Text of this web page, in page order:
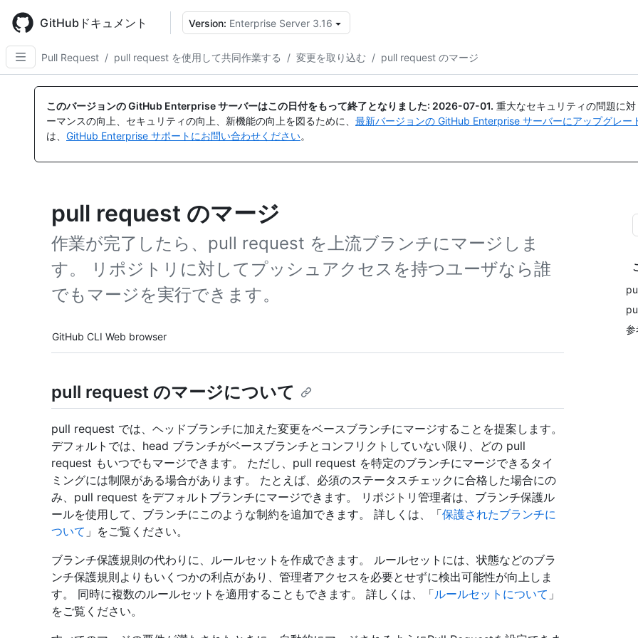
main
content
GitHubドキュメント Version: Enterprise Server 3.16
Pull Request / pull request を使用して共同作業する / 変更を取り込む / pull request のマージ
このバージョンの GitHub Enterprise サーバーはこの日付をもって終了となりました: 2026-07-01. 重大なセキュリティの問題に
ーマンスの向上、セキュリティの向上、新機能の向上を図るために、 最新バージョンの GitHub Enterprise サーバーにアップグレー
は、 GitHub Enterprise サポートにお問い合わせください。
pull request のマージ
作業が完了したら、pull request を上流ブランチにマージしま
す。 リポジトリに対してプッシュアクセスを持つユーザなら誰
でもマージを実行できます。
Tool navigation
GitHub CLI Web browser
参
pull request のマージについて
pull request では、ヘッドブランチに加えた変更をベースブランチにマージすることを提案します。
デフォルトでは、head ブランチがベースブランチとコンフリクトしていない限り、どの pull
request もいつでもマージできます。 ただし、pull request を特定のブランチにマージできるタイ
ミングには制限がある場合があります。 たとえば、必須のステータスチェックに合格した場合にの
み、pull request をデフォルトブランチにマージできます。 リポジトリ管理者は、ブランチ保護ル
ールを使用して、ブランチにこのような制約を追加できます。 詳しくは、「保護されたブランチに
ついて 」をご覧ください。
ブランチ保護規則の代わりに、ルールセットを作成できます。 ルールセットには、状態などのブラ
ンチ保護規則よりもいくつかの利点があり、管理者アクセスを必要とせずに検出可能性が向上しま
す。 同時に複数のルールセットを適用することもできます。 詳しくは、「ルールセットについて 」
をご覧ください。